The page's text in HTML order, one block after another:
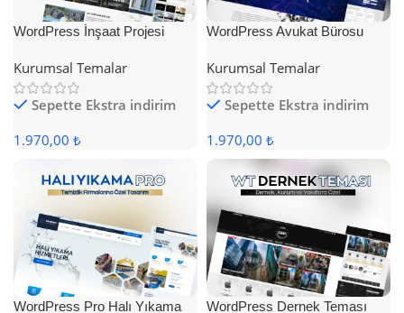
WordPress İnşaat Projesi
Kurumsal Temalar
Sepette Ekstra indirim
1.970,00 ₺
WordPress Avukat Bürosu
Kurumsal Temalar
Sepette Ekstra indirim
1.970,00 ₺
WordPress Pro Halı Yıkama
WordPress Dernek Teması